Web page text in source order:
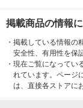
掲載商品の情報
・ 掲載している情報の
安全性、有用性を保
・ 現在ご覧になってい
れています。ページ
は、直接各ストアに